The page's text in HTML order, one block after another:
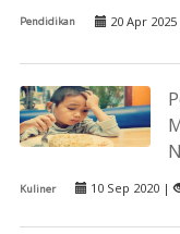
Pendidikan 20 Apr
Kuliner 10 Sep 2020 |